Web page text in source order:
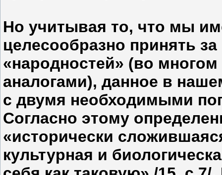
Но учитывая то, что мы
целесообразно принять
«народностей» (во
аналогами), данное в
с двумя необходимыми
Согласно этому
«исторически
культурная и